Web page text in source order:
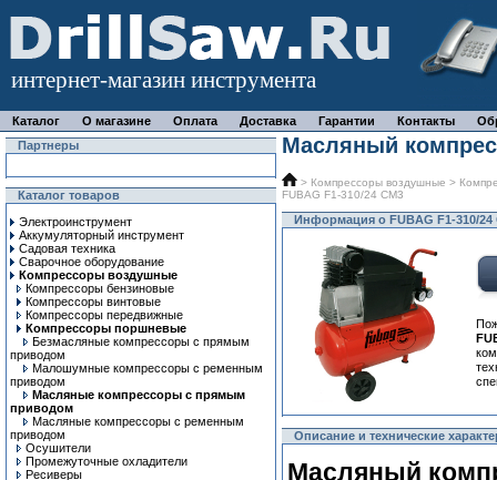
интернет-магазин инструмента
Каталог О магазине Оплата Доставка Гарантии Контакты
Партнеры
Каталог товаров
Электроинструмент
Аккумуляторный инструмент
Садовая техника
Сварочное оборудование
Компрессоры воздушные
Компрессоры бензиновые
Компрессоры винтовые
Компрессоры передвижные
Компрессоры поршневые
Безмасляные компрессоры с прямым
приводом
Малошумные компрессоры с ременным
приводом
Масляные компрессоры с прямым
приводом
Масляные компрессоры с ременным
приводом
Осушители
Промежуточные охладители
Ресиверы
Масляный
> Компрессоры воздушные >
FUBAG F1-310/24 CM3
Информация о FUBAG F1-310/24
Описание и технические
Масляный